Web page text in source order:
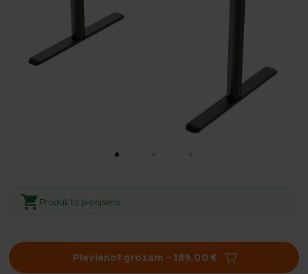
Produkts pieejams
Pievienot grozam – 189,00 €